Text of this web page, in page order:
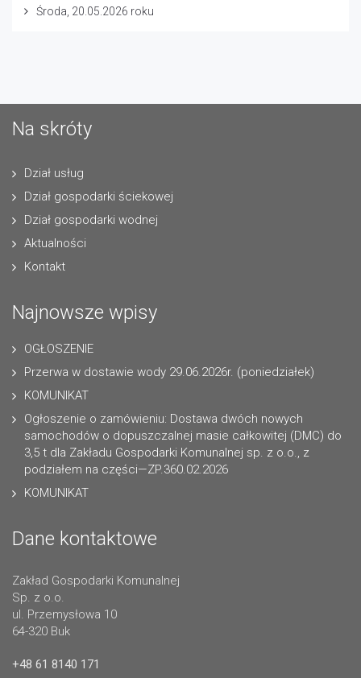
Środa, 20.05.2026 roku
Na skróty
Dział usług
Dział gospodarki ściekowej
Dział gospodarki wodnej
Aktualności
Kontakt
Najnowsze wpisy
OGŁOSZENIE
Przerwa w dostawie wody 29.06.2026r. (poniedziałek)
KOMUNIKAT
Ogłoszenie o zamówieniu: Dostawa dwóch nowych
samochodów o dopuszczalnej masie całkowitej (DMC) do
3,5 t dla Zakładu Gospodarki Komunalnej sp. z o.o., z
podziałem na części—ZP.360.02.2026
KOMUNIKAT
Dane kontaktowe
Zakład Gospodarki Komunalnej
Sp. z o.o.
ul. Przemysłowa 10
64-320 Buk
+48 61 8140 171